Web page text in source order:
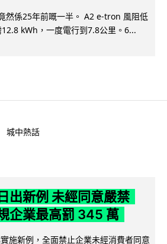
然係25年前嘅一半。 A2 e-tron 風阻低
kWh，一度電行到7.8公里。6...
城中熱話
出新例 未經同意嚴禁
企業最高罰 345 萬
施新例，全面禁止企業未經消費者同意